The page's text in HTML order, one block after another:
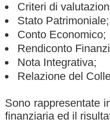
Criteri di
Stato Patrimoniale;
Conto Economico;
Rendiconto
Nota Integrativa;
Relazione del
Sono rappresentate
finanziaria ed il